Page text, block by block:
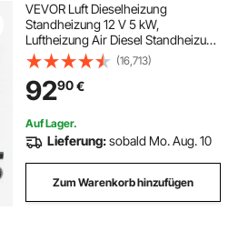
VEVOR Luft Dieselheizung
Standheizung 12 V 5 kW,
Luftheizung Air Diesel Standheizung
Lufterhitzer, 0,16–0, 52 L/Std.
Dieselheizung mit LCD-Display &
Fernbedienung Air Diesel Heizung
Bus, Lkw usw.
(16,713)
9290€
Auf Lager.
Lieferung:sobald Mo. Aug. 10
Zum Warenkorb hinzufügen